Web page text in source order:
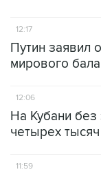
12:17
Путин заявил
мирового
12:06
На Кубани без
четырех
11:59